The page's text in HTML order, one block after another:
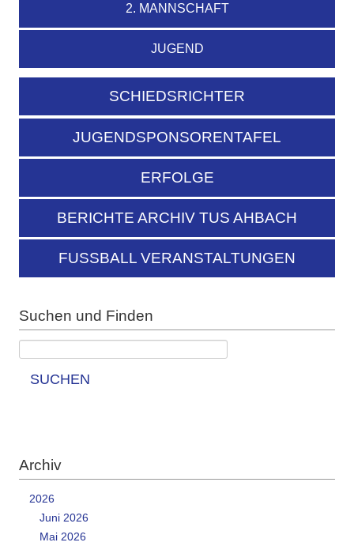
2. MANNSCHAFT
JUGEND
SCHIEDSRICHTER
JUGENDSPONSORENTAFEL
ERFOLGE
BERICHTE ARCHIV TUS AHBACH
FUSSBALL VERANSTALTUNGEN
Suchen und Finden
SUCHEN
Archiv
2026
Juni 2026
Mai 2026